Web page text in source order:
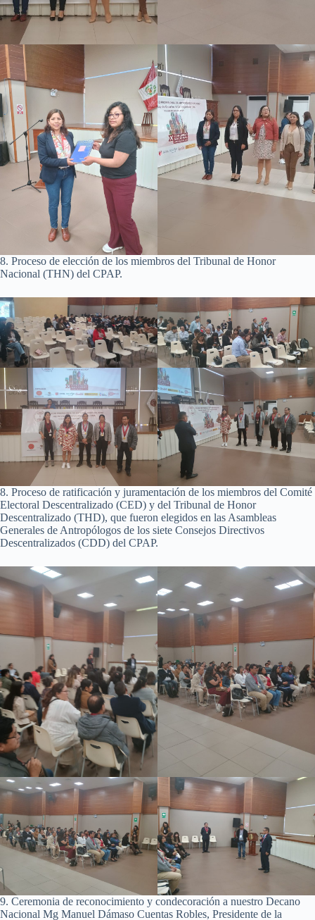
8. Proceso de elección de los miembros del Tribunal de Honor
Nacional (THN) del CPAP.
8. Proceso de ratificación y juramentación de los miembros del Comité
Electoral Descentralizado (CED) y del Tribunal de Honor
Descentralizado (THD), que fueron elegidos en las Asambleas
Generales de Antropólogos de los siete Consejos Directivos
Descentralizados (CDD) del CPAP.
9. Ceremonia de reconocimiento y condecoración a nuestro Decano
Nacional Mg Manuel Dámaso Cuentas Robles, Presidente de la